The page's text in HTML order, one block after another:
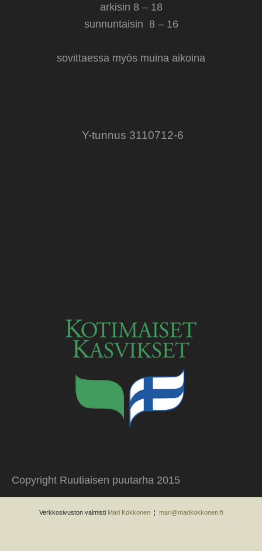
arkisin 8 – 18
sunnuntaisin 8 – 16
sovittaessa myös muina aikoina
Y-tunnus 3110712-6
Copyright Ruutiaisen puutarha 2015
Verkkosivuston valmisti Mari Kokkonen ¦ mari@marikokkonen.fi